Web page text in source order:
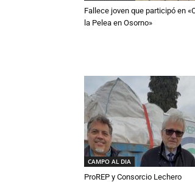
Fallece joven que participó en
la Pelea en Osorno»
CAMPO AL DIA
ProREP y Consorcio Lechero